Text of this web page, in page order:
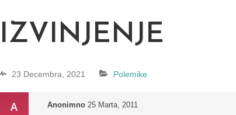
IZVINJENJE
23 Decembra, 2021 Polemike
Anonimno 25 Marta, 2011